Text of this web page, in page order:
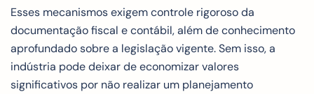
Esses mecanismos exigem controle rigoroso da
documentação fiscal e contábil, além de conhecimento
aprofundado sobre a legislação vigente. Sem isso, a
indústria pode deixar de economizar valores
significativos por não realizar um planejamento